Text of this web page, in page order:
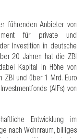
führenden Anbieter von
für private und
Investition in deutsche
20 Jahren hat die ZBI
Kapital in Höhe von
ZBI und über 1 Mrd. Euro
(AIFs) von
Entwicklung im
nach Wohnraum, billiges